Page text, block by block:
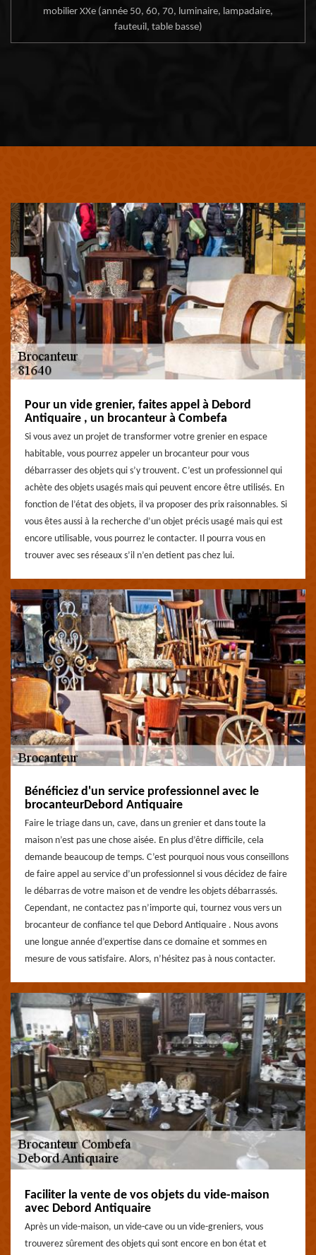
mobilier XXe (année 50, 60, 70, luminaire, lampadaire,
fauteuil, table basse)
Pour un vide grenier, faites appel à Debord
Antiquaire , un brocanteur à Combefa
Si vous avez un projet de transformer votre grenier en espace
habitable, vous pourrez appeler un brocanteur pour vous
débarrasser des objets qui s’y trouvent. C’est un professionnel qui
achète des objets usagés mais qui peuvent encore être utilisés. En
fonction de l’état des objets, il va proposer des prix raisonnables. Si
vous êtes aussi à la recherche d’un objet précis usagé mais qui est
encore utilisable, vous pourrez le contacter. Il pourra vous en
trouver avec ses réseaux s’il n’en detient pas chez lui.
Bénéficiez d'un service professionnel avec le
brocanteurDebord Antiquaire
Faire le triage dans un, cave, dans un grenier et dans toute la
maison n’est pas une chose aisée. En plus d’être difficile, cela
demande beaucoup de temps. C’est pourquoi nous vous conseillons
de faire appel au service d’un professionnel si vous décidez de faire
le débarras de votre maison et de vendre les objets débarrassés.
Cependant, ne contactez pas n’importe qui, tournez vous vers un
brocanteur de confiance tel que Debord Antiquaire . Nous avons
une longue année d’expertise dans ce domaine et sommes en
mesure de vous satisfaire. Alors, n’hésitez pas à nous contacter.
Faciliter la vente de vos objets du vide-maison
avec Debord Antiquaire
Après un vide-maison, un vide-cave ou un vide-greniers, vous
trouverez sûrement des objets qui sont encore en bon état et